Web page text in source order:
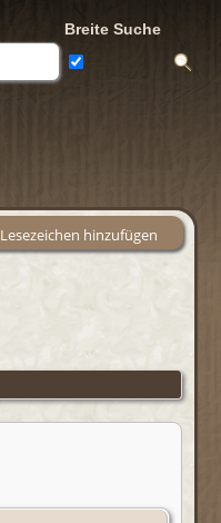
Breite Suche
Lesezeichen hinzufügen